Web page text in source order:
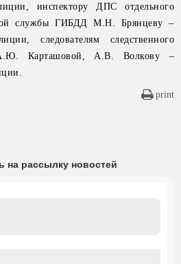
инспектору ДПС отдельного
службы ГИБДД М.Н. Брянцеву –
следователям следственного
Карташовой, А.В. Волкову –
print
на рассылку новостей